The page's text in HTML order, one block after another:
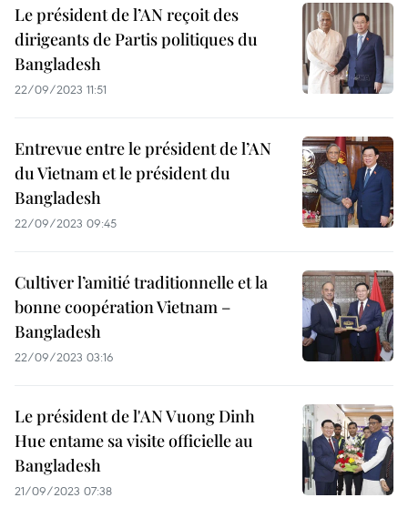
Le président de l’AN reçoit des
dirigeants de Partis politiques du
Bangladesh
22/09/2023 11:51
Entrevue entre le président de l’AN
du Vietnam et le président du
Bangladesh
22/09/2023 09:45
Cultiver l’amitié traditionnelle et la
bonne coopération Vietnam –
Bangladesh
22/09/2023 03:16
Le président de l'AN Vuong Dinh
Hue entame sa visite officielle au
Bangladesh
21/09/2023 07:38